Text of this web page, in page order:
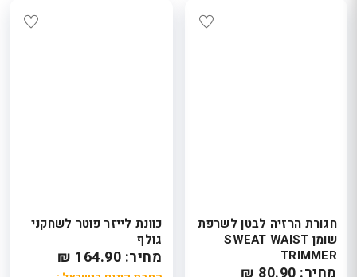
חגורת הרזיה לבטן לשרפת
שומן SWEAT WAIST
TRIMMER
כוונת לייזר פוטר לשחקני
גולף
מחיר: 164.90 ₪